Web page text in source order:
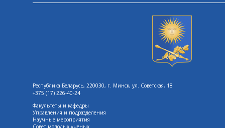
Республика Беларусь, 220030, г. Минск, ул. Советская, 18
+375 (17) 226-40-24
Факультеты и кафедры
Управления и подразделения
Научные мероприятия
Совет молодых ученых